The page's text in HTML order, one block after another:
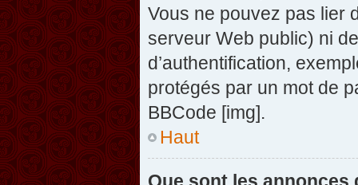
Vous ne pouvez pas lier
serveur Web public) ni
d’authentification,
protégés par un mot de
BBCode [img].
Haut
Que sont les annonces